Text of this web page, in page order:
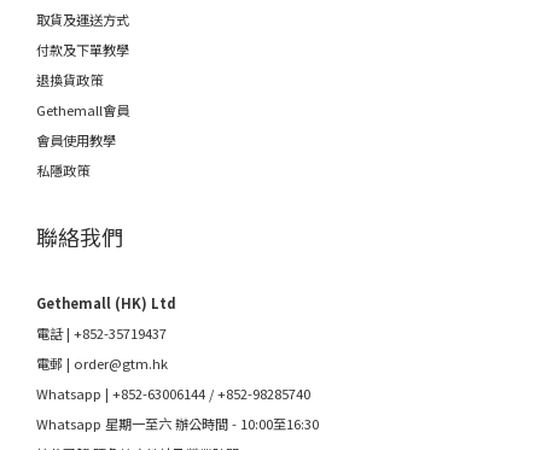
取貨及運送方式
付款及下單教學
退換貨政策
Gethemall會員
會員使用教學
私隱政策
聯絡我們
Gethemall (HK) Ltd
電話 | +852-35719437
電郵 | order@gtm.hk
Whatsapp | +852-63006144 /+852-98285740
Whatsapp 星期一至六 辦公時間 - 10:00至16:30